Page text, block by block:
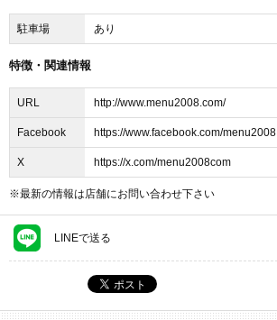
駐車場 あり
特徴・関連情報
URL http://www.menu2008.com/
Facebook https://www.facebook.com/menu2008
X https://x.com/menu2008com
※最新の情報は店舗にお問い合わせ下さい
LINEで送る